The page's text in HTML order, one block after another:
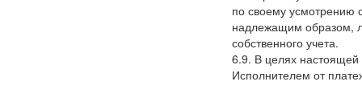
по своему усмотрению
надлежащим образом,
собственного учета.
6.9. В целях
Исполнителем от